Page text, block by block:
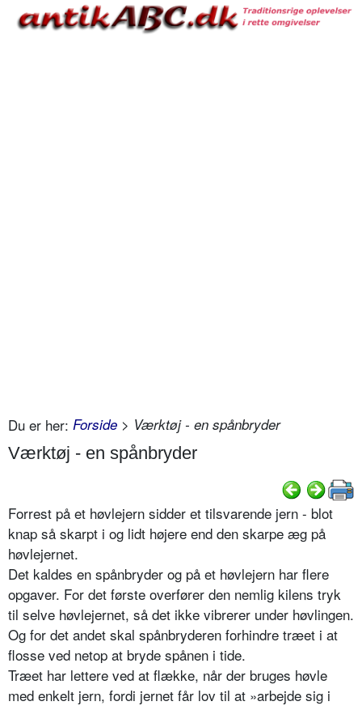
Du er her: Forside > Værktøj - en spånbryder
Værktøj - en spånbryder
Forrest på et høvlejern sidder et tilsvarende jern - blot
knap så skarpt i og lidt højere end den skarpe æg på
høvlejernet.
Det kaldes en spånbryder og på et høvlejern har flere
opgaver. For det første overfører den nemlig kilens tryk
til selve høvlejernet, så det ikke vibrerer under høvlingen.
Og for det andet skal spånbryderen forhindre træet i at
flosse ved netop at bryde spånen i tide.
Træet har lettere ved at flække, når der bruges høvle
med enkelt jern, fordi jernet får lov til at »arbejde sig i